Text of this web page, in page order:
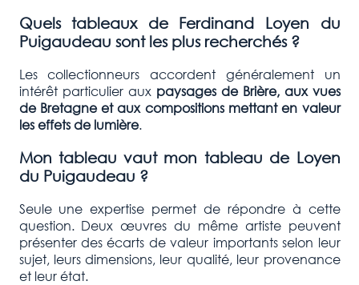
Quels tableaux de Ferdinand Loyen du
Puigaudeau sont les plus recherchés ?
Les collectionneurs accordent généralement un
intérêt particulier auxpaysages de Brière, aux vues
de Bretagne et aux compositions mettant en valeur
les effets de lumière.
Mon tableau vaut mon tableau de Loyen
du Puigaudeau ?
Seule une expertise permet de répondre à cette
question. Deux œuvres du même artiste peuvent
présenter des écarts de valeur importants selon leur
sujet, leurs dimensions, leur qualité, leur provenance
et leur état.